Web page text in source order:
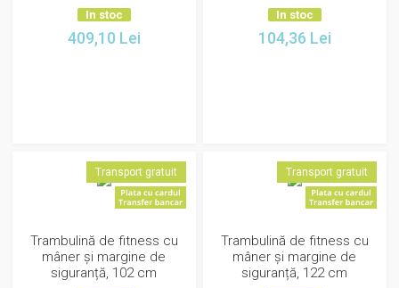
In stoc
409,10 Lei
In stoc
104,36 Lei
Transport gratuit
Trambulină de fitness cu
mâner și margine de
siguranță, 102 cm
Transport gratuit
Trambulină de fitness cu
mâner și margine de
siguranță, 122 cm